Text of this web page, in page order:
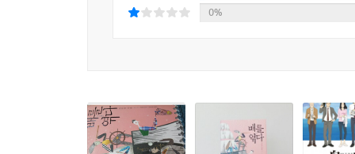
나오키상과 서점대상을 모두 수상한 최초의 작가
이제 전자 사전도 옛말, 스마트폰으로 모르는 단
‘종이 사전’으로 대표되는 ‘우리가 잊고 있는 것들
0%